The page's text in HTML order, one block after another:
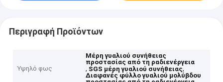
Περιγραφή Προϊόντων
Υψηλό φως
Μέρη γυαλιού συνήθειας
προστασίας από τη ραδιενέργεια
, SGS μέρη γυαλιού συνήθειας,
Διαφανές φύλλο γυαλιού μολύβδου